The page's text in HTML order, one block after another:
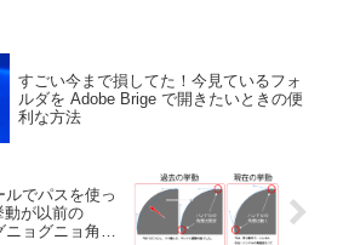
すごい今まで損してた！今見ているフォ
ルダを Adobe Brige で開きたいときの便
利な方法
ルでパスを使っ
動が以前の
ニョグニョ角度